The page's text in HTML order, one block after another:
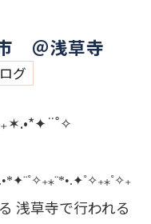
＠浅草寺
グ
浅草寺で行われる